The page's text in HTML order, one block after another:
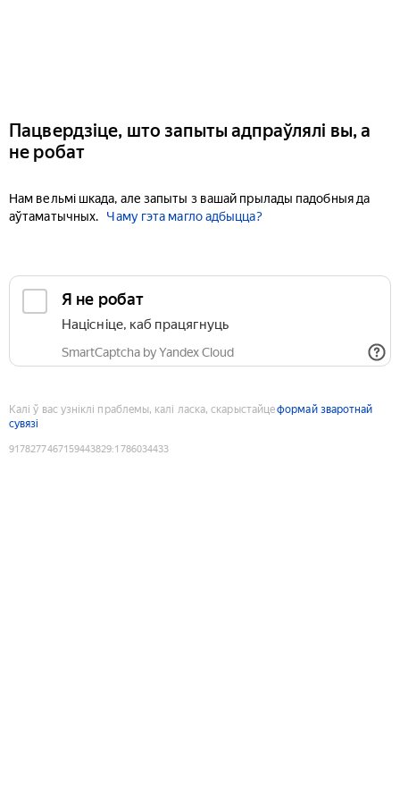
Пацвердзіце, што запыты адпраўлялі вы, а
не робат
Нам вельмі шкада, але запыты з вашай прылады падобныя да
аўтаматычных.
Чаму гэта магло адбыцца?
Я не робат
Націсніце, каб працягнуць
SmartCaptcha by Yandex Cloud
Калі ў вас узніклі праблемы, калі ласка, скарыстайцеформай зваротнай
сувязі
9178277467159443829:1786034433